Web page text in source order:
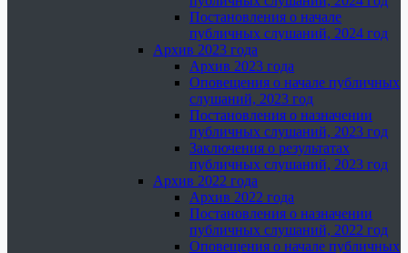
Постановления о начале
публичных слушаний, 2024 год
Архив 2023 года
Архив 2023 года
Оповещения о начале публичных
слушаний, 2023 год
Постановления о назначении
публичных слушаний, 2023 год
Заключения о результатах
публичных слушаний, 2023 год
Архив 2022 года
Архив 2022 года
Постановления о назначении
публичных слушаний, 2022 год
Оповещения о начале публичных